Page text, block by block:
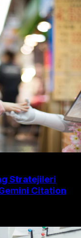
Stratejileri
Citation